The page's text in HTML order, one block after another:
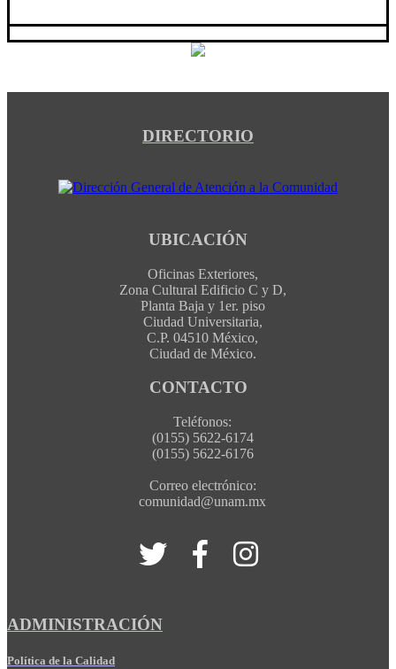
DIRECTORIO
UBICACIÓN
Oficinas Exteriores,
Zona Cultural Edificio C y D,
Planta Baja y 1er. piso
Ciudad Universitaria,
C.P. 04510 México,
Ciudad de México.
CONTACTO
Teléfonos:
(0155) 5622-6174
(0155) 5622-6176
Correo electrónico:
comunidad@unam.mx
ADMINISTRACIÓN
Política de la Calidad